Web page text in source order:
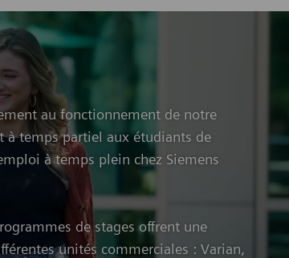
au fonctionnement de notre
à temps partiel aux étudiants de
à temps plein chez Siemens
de stages offrent une
unités commerciales : Varian,